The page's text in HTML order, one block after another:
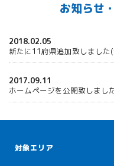
お知らせ
2018.02.05
新たに11府県追加致しました
2017.09.11
ホームページを公開致しまし
対象エリア